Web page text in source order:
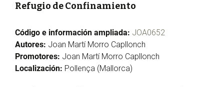
Refugio de Confinamiento
Código e información ampliada: JOA0652
Autores: Joan Martí Morro Capllonch
Promotores: Joan Martí Morro Capllonch
Localización: Pollença (Mallorca)